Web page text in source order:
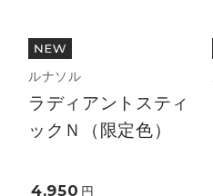
ルナソル
ラディアントスティ
ックＮ（限定色）
4,950 円